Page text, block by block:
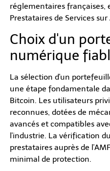
réglementaires françaises,
Prestataires de Services
Choix d'un
numérique
La sélection d'un
une étape fondamentale
Bitcoin. Les utilisateurs
reconnues, dotées de
avancés et compatibles
l'industrie. La vérification
prestataires auprès de
minimal de protection.